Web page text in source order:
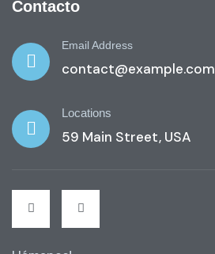
Contacto
Email Address
contact@example.com
Locations
59 Main Street, USA